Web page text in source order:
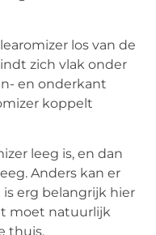
los van de
zich vlak onder
en onderkant
koppelt
leeg is, en dan
Anders kan er
erg belangrijk hier
moet natuurlijk
thuis.